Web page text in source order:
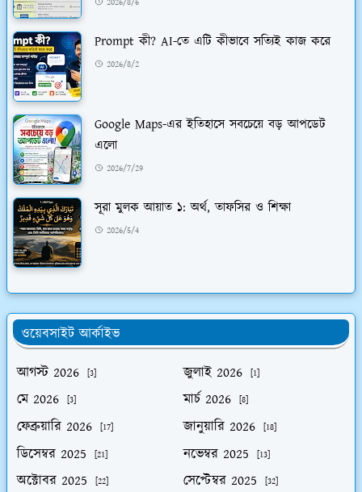
Prompt কী? AI-তে এটি কীভাবে সত্যিই কাজ করে
2026/8/2
Google Maps-এর ইতিহাসে সবচেয়ে বড় আপডেট
এলো
2026/7/29
সূরা মুলক আয়াত ১: অর্থ, তাফসির ও শিক্ষা
2026/5/4
ওয়েবসাইট আর্কাইভ
আগস্ট 2026
[3] জুলাই 2026 [1]
মে 2026 [3] মার্চ 2026 [8]
ফেব্রুয়ারি 2026 [17] জানুয়ারি 2026 [18]
ডিসেম্বর 2025 [21] নভেম্বর 2025 [13]
অক্টোবর 2025 [22] সেপ্টেম্বর 2025 [32]